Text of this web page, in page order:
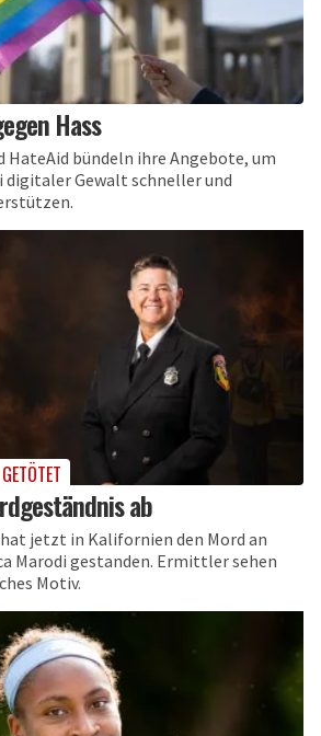
Hass
HateAid bündeln ihre Angebote, um
digitaler Gewalt schneller und
ab
jetzt in Kalifornien den Mord an
Marodi gestanden. Ermittler sehen
Motiv.